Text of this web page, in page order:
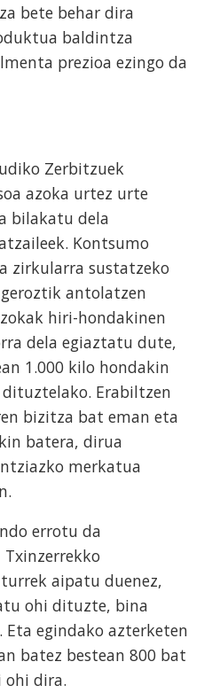
bete behar dira
baldintza
prezioa ezingo da
Zerbitzuek
azoka urtez urte
bilakatu dela
Kontsumo
zirkularra sustatzeko
antolatzen
hiri-hondakinen
dela egiaztatu dute,
1.000 kilo hondakin
Erabiltzen
bizitza bat eman eta
batera, dirua
merkatua
errotu da
aipatu duenez,
ohi dituzte, bina
egindako azterketen
batez bestean 800 bat
ohi dira.